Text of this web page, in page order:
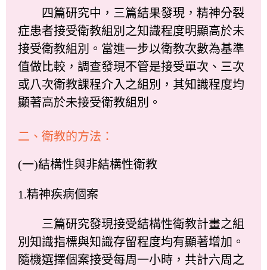
四篇研究中，三篇結果發現，精神分裂
症患者接受衛教組別之知識程度明顯高於未
接受衛教組別。當進一步以衛教次數為基準
值做比較，調查發現不管是接受單次、三次
或八次衛教課程介入之組別，其知識程度均
顯著高於未接受衛教組別。
二、衛教的方法：
(一)結構性與非結構性衛教
1.精神疾病個案
三篇研究發現接受結構性衛教計畫之組
別知識指標與知識存留程度均有顯著增加。
隨機選擇個案接受每周一小時，共計六周之